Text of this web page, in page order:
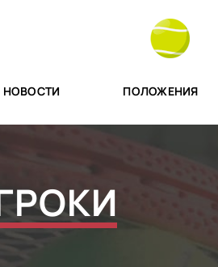
НОВОСТИ ПОЛОЖЕНИЯ